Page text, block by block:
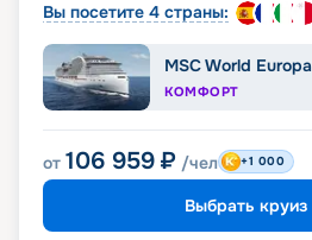
Вы посетите 4 страны:
MSC World Europa
КОМФОРТ
от 106 959 ₽ /чел +1 000
Выбрать круиз